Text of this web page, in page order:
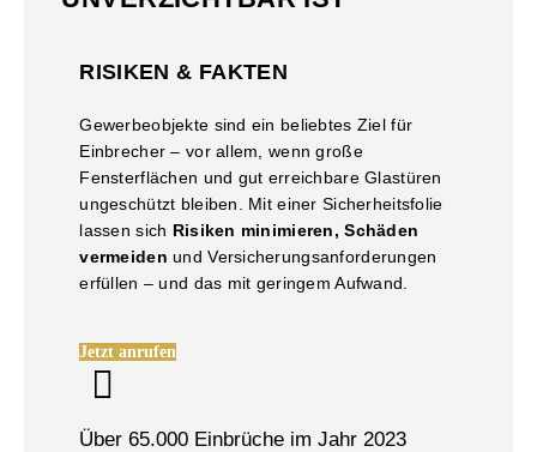
RISIKEN & FAKTEN
Gewerbeobjekte sind ein beliebtes Ziel für
Einbrecher – vor allem, wenn große
Fensterflächen und gut erreichbare Glastüren
ungeschützt bleiben. Mit einer Sicherheitsfolie
lassen sich Risiken minimieren, Schäden
vermeiden und Versicherungsanforderungen
erfüllen – und das mit geringem Aufwand.
Jetzt anrufen
Über 65.000 Einbrüche im Jahr 2023